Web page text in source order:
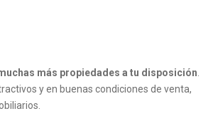
más propiedades a tu disposición
y en buenas condiciones de venta,